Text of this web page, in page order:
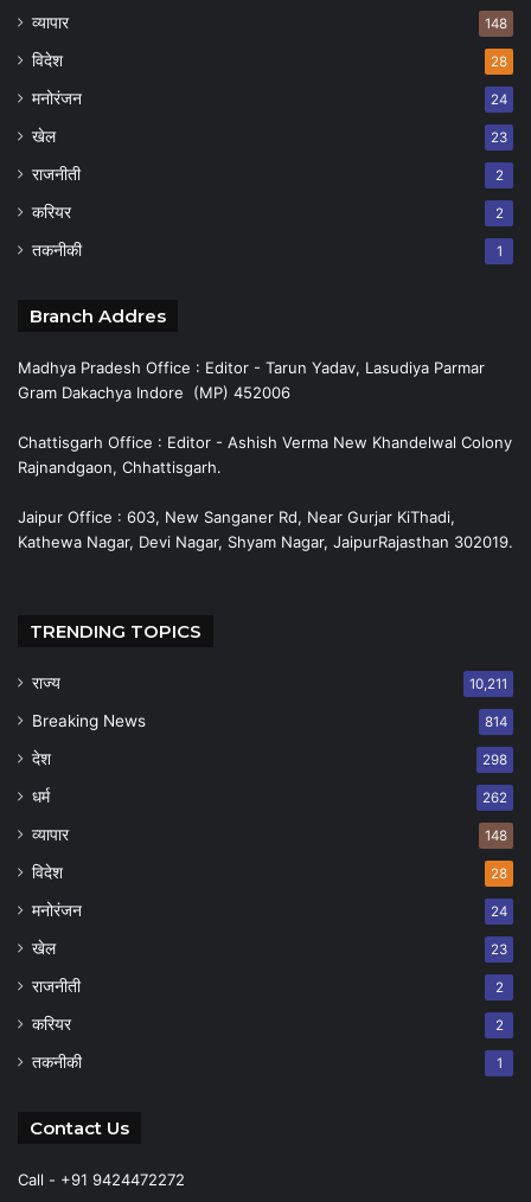
व्यापार 148
विदेश 28
मनोरंजन 24
खेल 23
राजनीती 2
करियर 2
तकनीकी 1
Branch Addres
Madhya Pradesh Office : Editor - Tarun Yadav, Lasudiya Parmar
Gram Dakachya Indore (MP) 452006
Chattisgarh Office : Editor - Ashish Verma New Khandelwal Colony
Rajnandgaon, Chhattisgarh.
Jaipur Office : 603, New Sanganer Rd, Near Gurjar KiThadi,
Kathewa Nagar, Devi Nagar, Shyam Nagar, JaipurRajasthan 302019.
TRENDING TOPICS
राज्य 10,211
Breaking News 814
देश 298
धर्म 262
व्यापार 148
विदेश 28
मनोरंजन 24
खेल 23
राजनीती 2
करियर 2
तकनीकी 1
Contact Us
Call - +91 9424472272